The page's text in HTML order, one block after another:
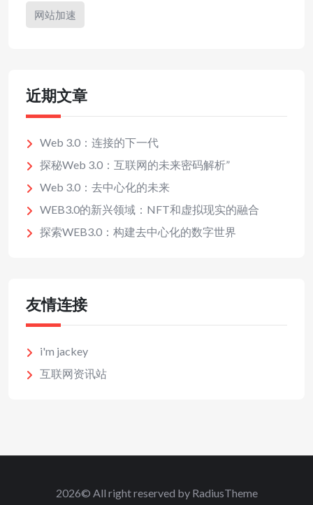
网站加速
近期文章
Web 3.0：连接的下一代
探秘Web 3.0：互联网的未来密码解析”
Web 3.0：去中心化的未来
WEB3.0的新兴领域：NFT和虚拟现实的融合
探索WEB3.0：构建去中心化的数字世界
友情连接
i'm jackey
互联网资讯站
2026© All right reserved by RadiusTheme